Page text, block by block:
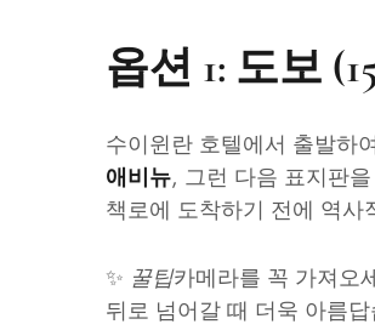
옵션 1: 도보
수이윈란 호텔에서 출발하
애비뉴, 그런 다음 표지판
책로에 도착하기 전에 역
✨ 꿀팁카메라를 꼭 가져오
뒤로 넘어갈 때 더욱 아름